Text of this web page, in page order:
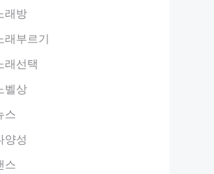
래방
래부르기
래선택
벨상
스
양성
스